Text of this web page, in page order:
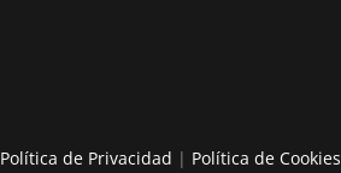
Política de Privacidad | Política de Cookies